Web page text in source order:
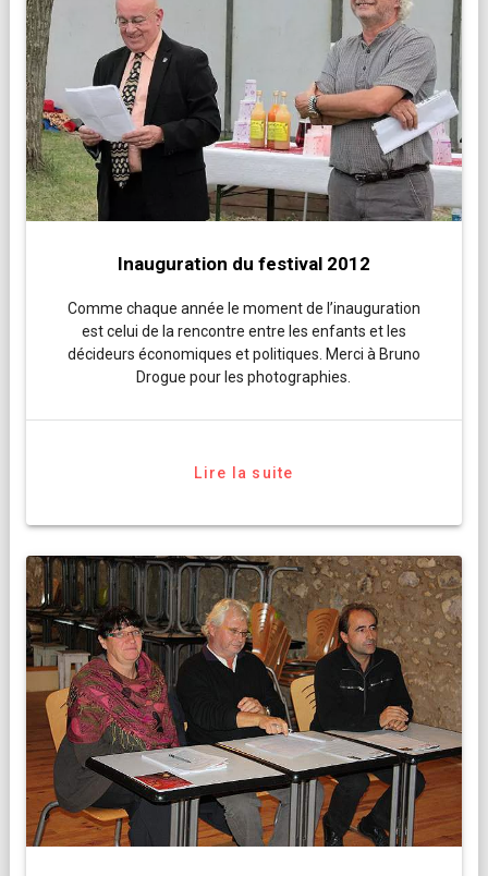
Inauguration du festival 2012
Comme chaque année le moment de l’inauguration
est celui de la rencontre entre les enfants et les
décideurs économiques et politiques. Merci à Bruno
Drogue pour les photographies.
Lire la suite